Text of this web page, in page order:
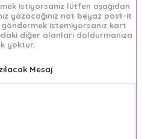
istiyorsanız lütfen aşağıdan
yazacağınız not beyaz post-it
istemiyorsanız kart
diğer alanları doldurmanıza
yoktur.
Mesaj